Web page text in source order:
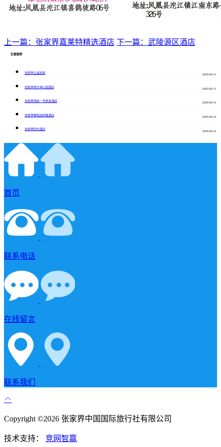
上一篇：张家界嘉莱特精选酒店 下一篇：武陵源区酒店
文章推荐
张家界云美别苑
2020-09-15
张家界西方清心园酒店
2020-09-15
张家界西街一号梦途酒店
2020-09-15
张家界碧桂园凤凰酒店
2020-09-14
张家界阳光酒店
2020-09-14
首页
联系电话
在线留言
联系我们
Copyright ©2026 张家界中国国际旅行社有限公司
技术支持： 竞网智赢